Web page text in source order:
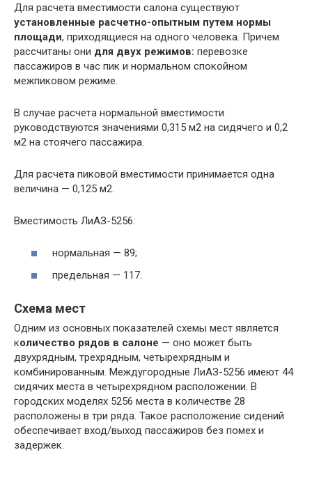
Для расчета вместимости салона существуют
установленные расчетно-опытным путем нормы
площади, приходящиеся на одного человека. Причем
рассчитаны они для двух режимов: перевозке
пассажиров в час пик и нормальном спокойном
межпиковом режиме.
В случае расчета нормальной вместимости
руководствуются значениями 0,315 м2 на сидячего и 0,2
м2 на стоячего пассажира.
Для расчета пиковой вместимости принимается одна
величина — 0,125 м2.
Вместимость ЛиАЗ-5256:
нормальная — 89;
предельная — 117.
Схема мест
Одним из основных показателей схемы мест является
количество рядов в салоне — оно может быть
двухрядным, трехрядным, четырехрядным и
комбинированным. Междугородные ЛиАЗ-5256 имеют 44
сидячих места в четырехрядном расположении. В
городских моделях 5256 места в количестве 28
расположены в три ряда. Такое расположение сидений
обеспечивает вход/выход пассажиров без помех и
задержек.